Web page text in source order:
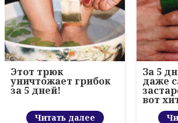
Этот трюк
уничтожает грибок
за 5 дней!
Читать далее
За 5
даже
вот